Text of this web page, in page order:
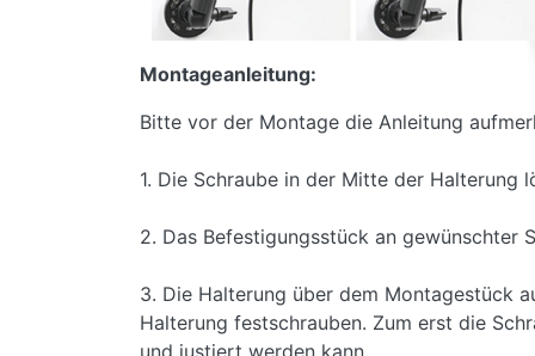
Montageanleitung:
Bitte vor der Montage die Anleitung
1. Die Schraube in der Mitte der Halterung
2. Das Befestigungsstück an gewünschter
3. Die Halterung über dem Montagestück
Halterung festschrauben. Zum erst die
und justiert werden kann.